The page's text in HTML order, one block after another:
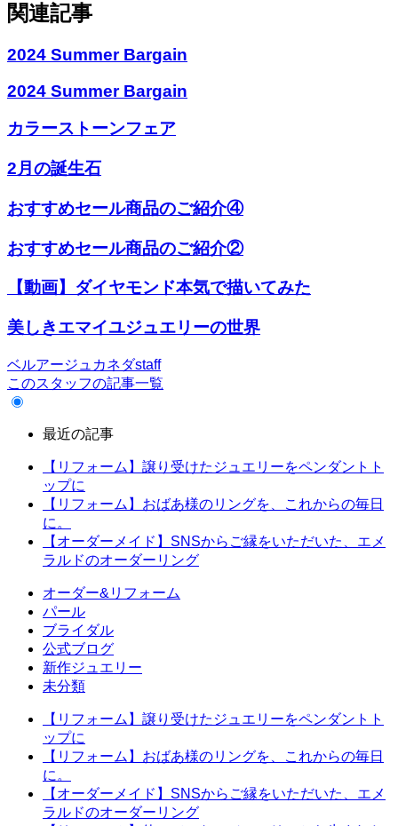
関連記事
2024 Summer Bargain
2024 Summer Bargain
カラーストーンフェア
2月の誕生石
おすすめセール商品のご紹介④
おすすめセール商品のご紹介②
【動画】ダイヤモンド本気で描いてみた
美しきエマイユジュエリーの世界
ベルアージュカネダstaff
このスタッフの記事一覧
最近の記事
【リフォーム】譲り受けたジュエリーをペンダントト
ップに
【リフォーム】おばあ様のリングを、これからの毎日
に。
【オーダーメイド】SNSからご縁をいただいた、エメ
ラルドのオーダーリング
オーダー&リフォーム
パール
ブライダル
公式ブログ
新作ジュエリー
未分類
【リフォーム】譲り受けたジュエリーをペンダントト
ップに
【リフォーム】おばあ様のリングを、これからの毎日
に。
【オーダーメイド】SNSからご縁をいただいた、エメ
ラルドのオーダーリング